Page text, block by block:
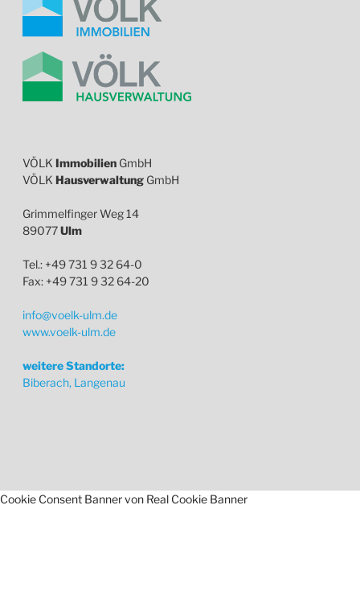
VÖLK Immobilien GmbH
VÖLK Hausverwaltung GmbH
Grimmelfinger Weg 14
89077Ulm
Tel.: +49 731 9 32 64-0
Fax: +49 731 9 32 64-20
info@voelk-ulm.de
www.voelk-ulm.de
weitere Standorte:
Biberach, Langenau
Cookie Consent Banner von Real Cookie Banner